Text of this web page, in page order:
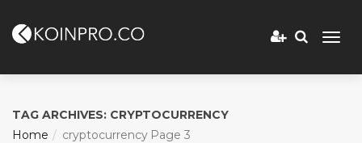
TAG ARCHIVES: CRYPTOCURRENCY
Home
cryptocurrency Page 3